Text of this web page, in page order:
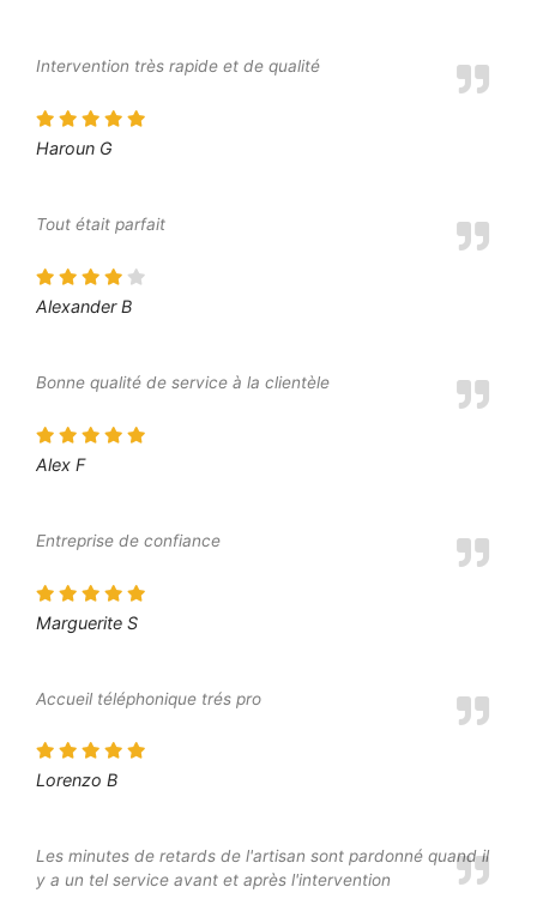
Intervention très rapide et de qualité
Haroun G
Tout était parfait
Alexander B
Bonne qualité de service à la clientèle
Alex F
Entreprise de confiance
Marguerite S
Accueil téléphonique trés pro
Lorenzo B
Les minutes de retards de l'artisan sont pardonné quand il
y a un tel service avant et après l'intervention